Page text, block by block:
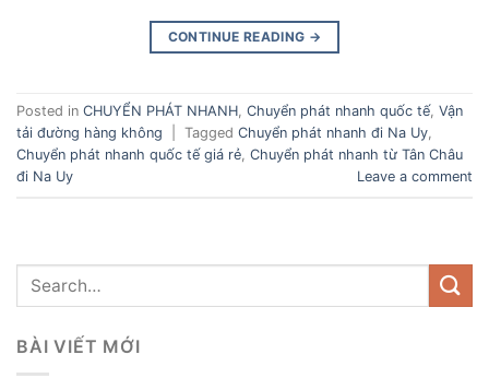
CONTINUE READING →
Posted in CHUYỂN PHÁT NHANH, Chuyển phát nhanh quốc tế, Vận
tải đường hàng không
Tagged Chuyển phát nhanh đi Na Uy,
Chuyển phát nhanh quốc tế giá rẻ, Chuyển phát nhanh từ Tân Châu
đi Na Uy
Leave a comment
BÀI VIẾT MỚI